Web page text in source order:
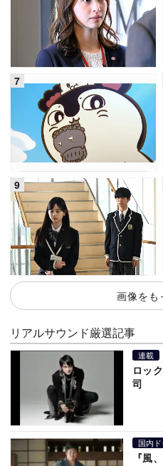
画像をも
リアルサウンド厳選記事
連載
ロッ
司
国内
『風